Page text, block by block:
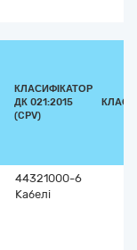
КЛАСИФІКАТОР
ДК 021:2015
(CPV)
44321000-6
Кабелі